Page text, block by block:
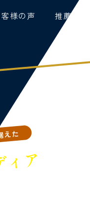
様の声 推薦者の
えた
ア
！